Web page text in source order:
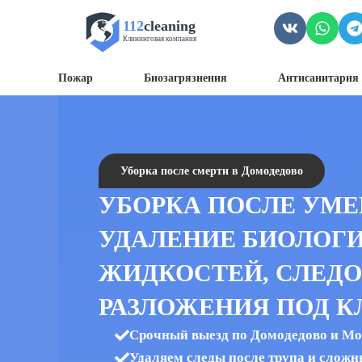
112cleaning
Клининговая компания
Пожар Биозагрязнения
Уборка после смерти в Домодедово
УБОРКА ПОСЛЕ
УДАЛЕНИЕ
ЖИДКОСТЕЙ,
РАЗЛОЖЕНИЯ ПОД
Срочный выезд по Домодедово и
Удаляем следы после трупа и